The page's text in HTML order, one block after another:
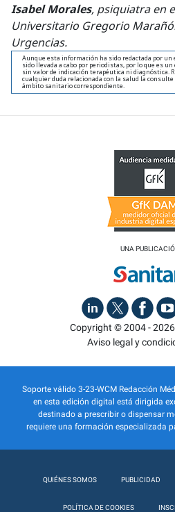
Isabel Morales, psiquiatra en
Universitario Gregorio
Urgencias.
Aunque esta información ha sido redactada por un
sido llevada a cabo por periodistas, por lo que es
sin valor de indicación terapéutica ni diagnóstica.
cualquier duda relacionada con la salud la
ámbito sanitario correspondiente.
UNA
Copyright © 2004 -
Aviso legal y
Soporte válido 3-23-WCM Redacción
en esta edición digital está dirigida
destinado a prescribir o dispensar
requiere una formación especializada
QUIÉNES SOMOS PUBLICIDAD
POLÍTICA DE COOKIES